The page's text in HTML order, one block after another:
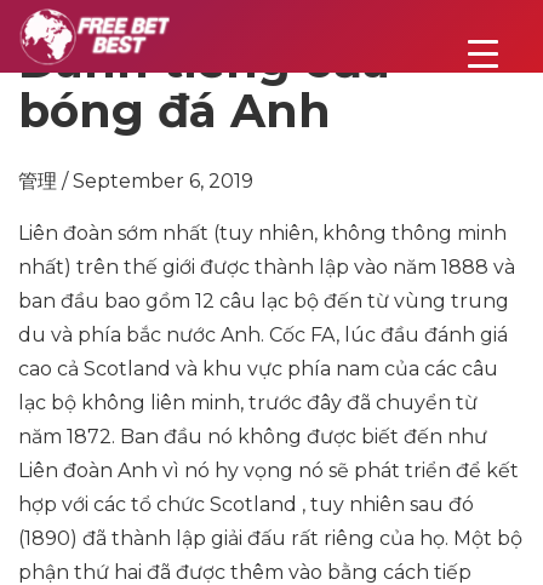
Danh tiếng của
bóng đá Anh
管理 / September 6, 2019
Liên đoàn sớm nhất (tuy nhiên, không thông minh
nhất) trên thế giới được thành lập vào năm 1888 và
ban đầu bao gồm 12 câu lạc bộ đến từ vùng trung
du và phía bắc nước Anh. Cốc FA, lúc đầu đánh giá
cao cả Scotland và khu vực phía nam của các câu
lạc bộ không liên minh, trước đây đã chuyển từ
năm 1872. Ban đầu nó không được biết đến như
Liên đoàn Anh vì nó hy vọng nó sẽ phát triển để kết
hợp với các tổ chức Scotland , tuy nhiên sau đó
(1890) đã thành lập giải đấu rất riêng của họ. Một bộ
phận thứ hai đã được thêm vào bằng cách tiếp